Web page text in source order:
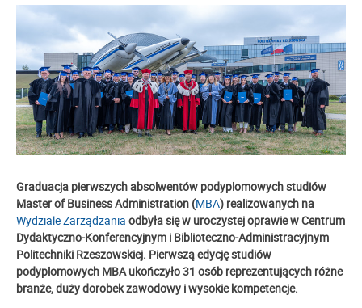
Graduacja pierwszych absolwentów podyplomowych studiów
Master of Business Administration (MBA) realizowanych na
Wydziale Zarządzania odbyła się w uroczystej oprawie w Centrum
Dydaktyczno-Konferencyjnym i Biblioteczno-Administracyjnym
Politechniki Rzeszowskiej. Pierwszą edycję studiów
podyplomowych MBA ukończyło 31 osób reprezentujących różne
branże, duży dorobek zawodowy i wysokie kompetencje.